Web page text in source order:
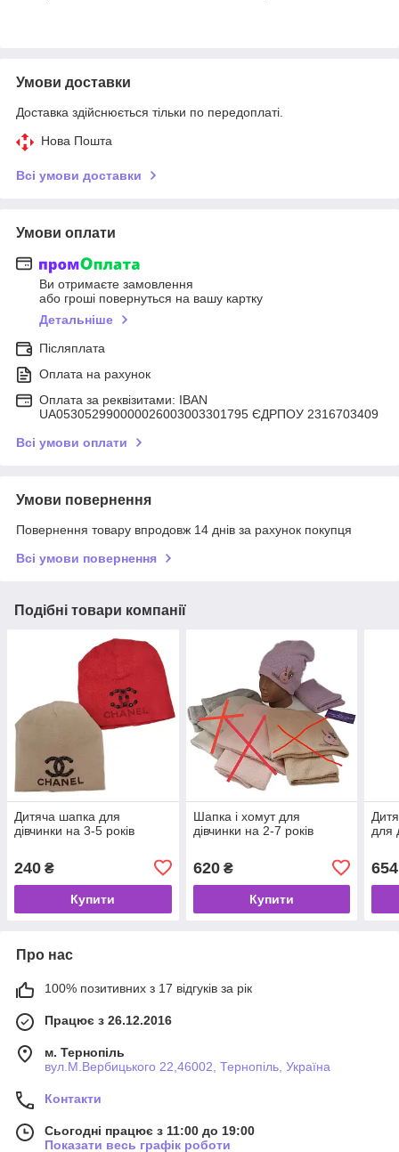
Умови доставки
Доставка здійснюється тільки по передоплаті.
Нова Пошта
Всі умови доставки
Умови оплати
Ви отримаєте замовлення
або гроші повернуться на вашу картку
Детальніше
Післяплата
Оплата на рахунок
Оплата за реквізитами: IBAN
UA053052990000026003003301795 ЄДРПОУ 2316703409
Всі умови оплати
Умови повернення
Повернення товару впродовж 14 днів за рахунок покупця
Всі умови повернення
Подібні товари компанії
Дитяча шапка для
дівчинки на 3-5 років
240 ₴
Купити
Шапка і хомут для
дівчинки на 2-7 років
620₴
Купити
для
654
Про нас
100% позитивних з 17 відгуків за рік
Працює з 26.12.2016
м. Тернопіль
вул.М.Вербицького 22,46002, Тернопіль, Україна
Контакти
Сьогодні працює з 11:00 до 19:00
Показати весь графік роботи